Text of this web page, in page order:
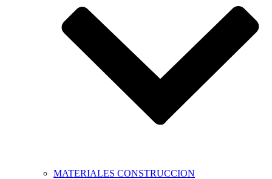
MATERIALES CONSTRUCCION